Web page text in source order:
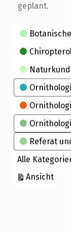
geplant.
Kategorien
Referat
Alle
Ansicht